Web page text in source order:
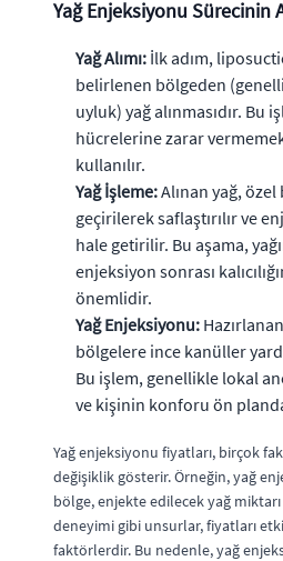
Yağ Enjeksiyonu Sürecinin
Yağ Alımı: İlk adım,
belirlenen bölgeden
uyluk) yağ alınmasıdır. Bu
hücrelerine zarar
kullanılır.
Yağ İşleme:Alınan yağ,
geçirilerek saflaştırılır ve
hale getirilir. Bu aşama,
enjeksiyon sonrası
önemlidir.
Yağ Enjeksiyonu:
bölgelere ince kanüller
Bu işlem, genellikle lokal
ve kişinin konforu ön
Yağ enjeksiyonu fiyatları, birçok
değişiklik gösterir. Örneğin, yağ
bölge, enjekte edilecek yağ
deneyimi gibi unsurlar, fiyatları
faktörlerdir. Bu nedenle, yağ